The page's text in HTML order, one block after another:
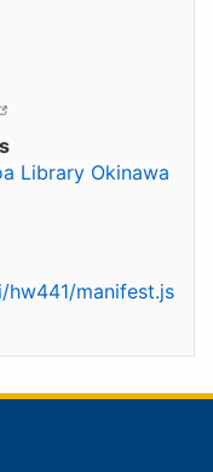
Library Okinawa
manifest.js